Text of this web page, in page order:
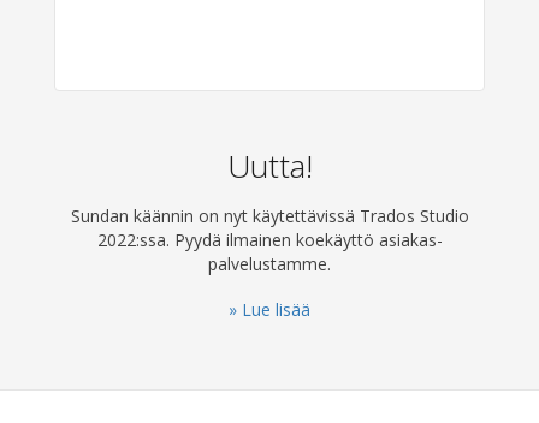
Uutta!
Sundan käännin on nyt käytettävissä Trados Studio
2022:ssa. Pyydä ilmainen koekäyttö asiakas­
palvelustamme.
» Lue lisää